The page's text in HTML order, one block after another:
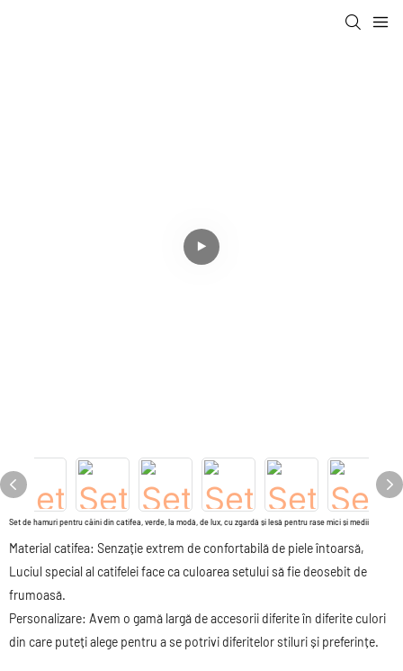
Set de hamuri pentru câini din catifea, verde, la modă, de lux, cu zgardă și lesă pentru rase mici și medii
Material catifea: Senzație extrem de confortabilă de piele întoarsă,
Luciul special al catifelei face ca culoarea setului să fie deosebit de
frumoasă.
Personalizare: Avem o gamă largă de accesorii diferite în diferite culori
din care puteți alege pentru a se potrivi diferitelor stiluri și preferințe.